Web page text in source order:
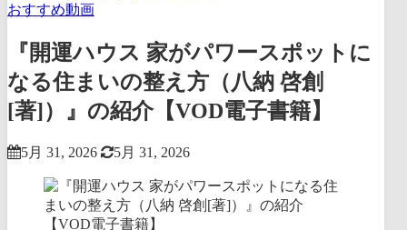
おすすめ動画
『開運ハウス 家がパワースポットに
なる住まいの整え方（八納 啓創
[著]）』の紹介【VOD電子書籍】
5月 31, 2026 5月 31, 2026